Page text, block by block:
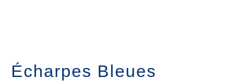
Écharpes Bleues